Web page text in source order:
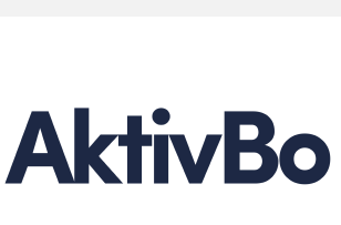
innovative Cloud-Strategien und -
Lösungen mit hohem Zukunftspotenzial.